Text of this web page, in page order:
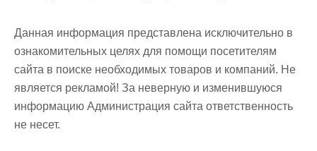
Данная информация представлена исключительно в
ознакомительных целях для помощи посетителям
сайта в поиске необходимых товаров и компаний. Не
является рекламой! За неверную и изменившуюся
информацию Администрация сайта ответственность
не несет.